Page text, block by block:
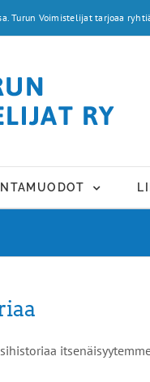
Turun Voimistelijat tarjoaa